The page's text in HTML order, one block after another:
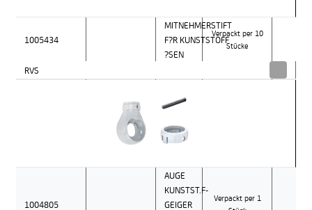
1005434
MITNEHMERSTIFT
F?R KUNSTSTOFF
?SEN
Verpackt per 10
Stücke
RVS
1004805
AUGE
KUNSTST.F-
GEIGER
Verpackt per 1